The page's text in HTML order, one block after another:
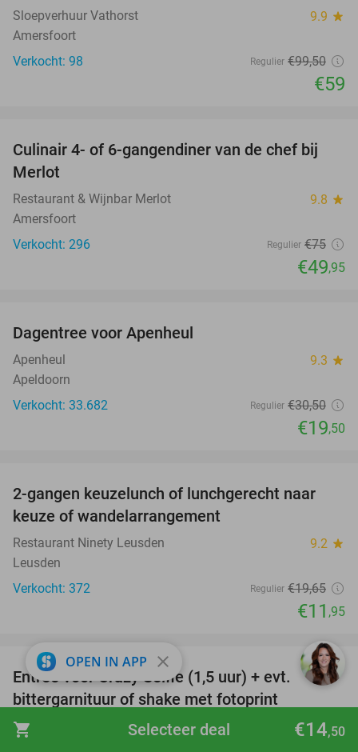
shopping_cart €14,50
Selecteer deal
Sloepverhuur Vathorst 9.9 star
Amersfoort
Verkocht: 98
Regulier €99,50
€59
33%
Culinair 4- of 6-gangendiner van de chef bij
Merlot
Restaurant & Wijnbar Merlot 9.8 star
Amersfoort
Verkocht: 296
Regulier €75
€49,95
Dagentree voor Apenheul
Apenheul 9.3 star
Apeldoorn
Verkocht: 33.682
Regulier €30,50
€19,50
39%
2-gangen keuzelunch of lunchgerecht naar
keuze of wandelarrangement
Restaurant Ninety Leusden 9.2 star
Leusden
Verkocht: 372
Regulier €19,65
€11 ,95
25%
Entree voor Crazy Selfie (1,5 uur) + evt.
bittergarnituur of shake met fotoprint
Crazy Selfie 9.9 star
OPEN IN APP close